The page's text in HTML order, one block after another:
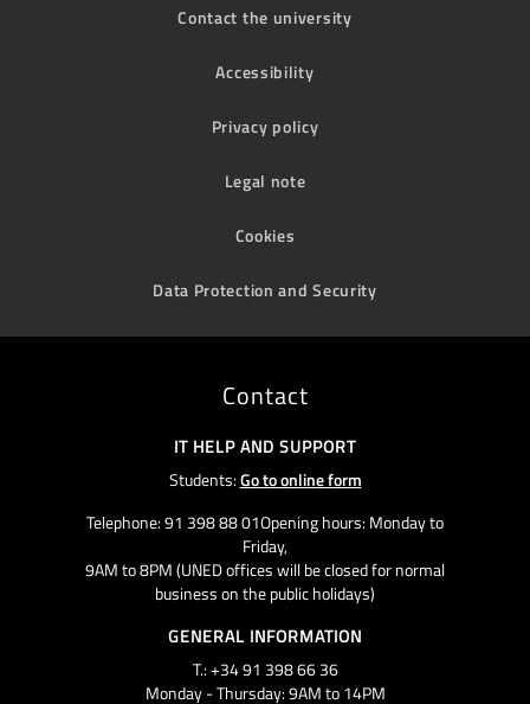
Contact the university
Accessibility
Privacy policy
Legal note
Cookies
Data Protection and Security
Contact
IT HELP AND SUPPORT
Students:Go to online form
Telephone: 91 398 88 01Opening hours: Monday to
Friday,
9AM to 8PM (UNED offices will be closed for normal
business on the public holidays)
GENERAL INFORMATION
T.: +34 91 398 66 36
Monday - Thursday: 9AM to 14PM